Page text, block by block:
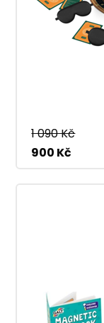
1 090 Kč
900 Kč